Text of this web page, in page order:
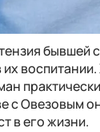
бывшей
их
с Овезовым
в его жизни.